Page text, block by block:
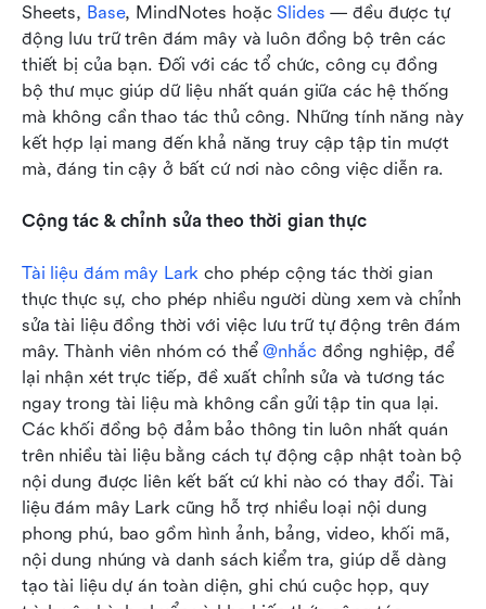
Sheets, Base, MindNotes hoặc Slides — đều được tự
động lưu trữ trên đám mây và luôn đồng bộ trên các
thiết bị của bạn. Đối với các tổ chức, công cụ đồng
bộ thư mục giúp dữ liệu nhất quán giữa các hệ thống
mà không cần thao tác thủ công. Những tính năng này
kết hợp lại mang đến khả năng truy cập tập tin mượt
mà, đáng tin cậy ở bất cứ nơi nào công việc diễn ra.
Cộng tác & chỉnh sửa theo thời gian thực
Tài liệu đám mây Lark cho phép cộng tác thời gian
thực thực sự, cho phép nhiều người dùng xem và chỉnh
sửa tài liệu đồng thời với việc lưu trữ tự động trên đám
mây. Thành viên nhóm có thể @nhắc đồng nghiệp, để
lại nhận xét trực tiếp, đề xuất chỉnh sửa và tương tác
ngay trong tài liệu mà không cần gửi tập tin qua lại.
Các khối đồng bộ đảm bảo thông tin luôn nhất quán
trên nhiều tài liệu bằng cách tự động cập nhật toàn bộ
nội dung được liên kết bất cứ khi nào có thay đổi. Tài
liệu đám mây Lark cũng hỗ trợ nhiều loại nội dung
phong phú, bao gồm hình ảnh, bảng, video, khối mã,
nội dung nhúng và danh sách kiểm tra, giúp dễ dàng
tạo tài liệu dự án toàn diện, ghi chú cuộc họp, quy